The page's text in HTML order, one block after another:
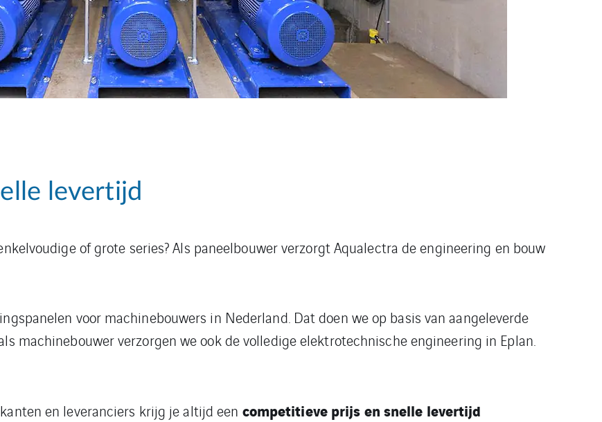
levertijd
of grote series? Als paneelbouwer verzorgt Aqualectra de engineering en bouw
voor machinebouwers in Nederland. Dat doen we op basis van aangeleverde
machinebouwer verzorgen we ook de volledige elektrotechnische engineering in Eplan.
en leveranciers krijg je altijd een competitieve prijs en snelle levertijd